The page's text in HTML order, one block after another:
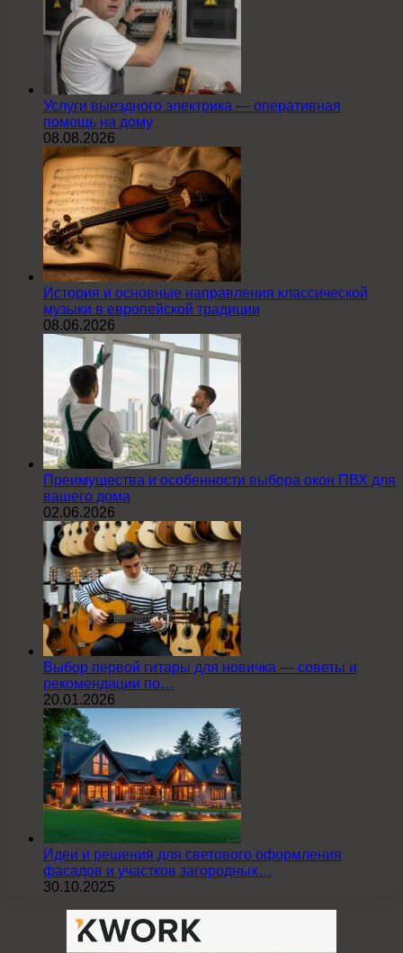
Услуги выездного электрика — оперативная
помощь на дому
08.08.2026
История и основные направления классической
музыки в европейской традиции
08.06.2026
Преимущества и особенности выбора окон ПВХ для
вашего дома
02.06.2026
Выбор первой гитары для новичка — советы и
рекомендации по…
20.01.2026
Идеи и решения для светового оформления
фасадов и участков загородных…
30.10.2025